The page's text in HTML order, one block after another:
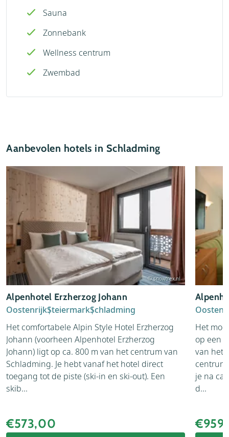
Sauna
Zonnebank
Wellness centrum
Zwembad
Aanbevolen hotels in Schladming
© snowtrex.nl
Alpenhotel Erzherzog Johann
OostenrijkSteiermarkSchladming
Het comfortabele Alpin Style Hotel Erzherzog
Johann (voorheen Alpenhotel Erzherzog
Johann) ligt op ca. 800 m van het centrum van
Schladming. Je hebt vanaf het hotel direct
toegang tot de piste (ski-in en ski-out). Een
skib...
€573,00
Het
op een
van het
je na
d...